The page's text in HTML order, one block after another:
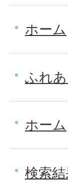
ホーム
ふれ
ホーム
検索